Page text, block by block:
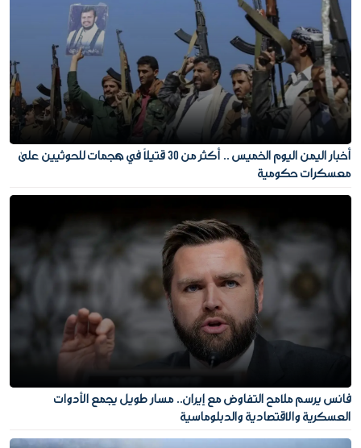
أخبار اليمن اليوم الخميس .. أكثر من 30 قتيلًا في هجمات للحوثيين على
معسكرات حكومية
فانس يرسم ملامح التفاوض مع إيران.. مسار طويل يجمع الأدوات
العسكرية والاقتصادية والدبلوماسية